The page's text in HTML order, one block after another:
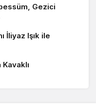
Gezici
İliyaz Işık ile